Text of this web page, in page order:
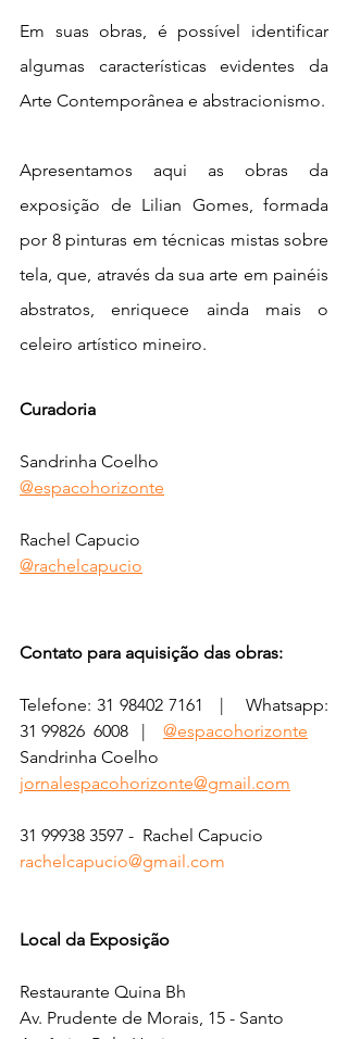
Em suas obras, é possível identificar
algumas características evidentes da
Arte Contemporânea e abstracionismo.
Apresentamos aqui as obras da
exposição de Lilian Gomes, formada
por 8 pinturas em técnicas mistas sobre
tela, que, através da sua arte em painéis
abstratos, enriquece ainda mais o
celeiro artístico mineiro.
Curadoria
Sandrinha Coelho
@espacohorizonte
Rachel Capucio
@rachelcapucio
Contato para aquisição das obras:
Telefone: 31 98402 7161   |    Whatsapp:
31 99826  6008   | @espacohorizonte
Sandrinha Coelho
jornalespacohorizonte@gmail.com
31 99938 3597 -  Rachel Capucio
rachelcapucio@gmail.com
Local da Exposição
Restaurante Quina Bh
Av. Prudente de Morais, 15 - Santo